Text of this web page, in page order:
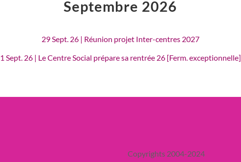
Septembre 2026
29 Sept. 26 | Réunion projet Inter-centres 2027
1 Sept. 26 | Le Centre Social prépare sa rentrée 26 [Ferm. exceptionnelle]
Copyrights 2004-2024